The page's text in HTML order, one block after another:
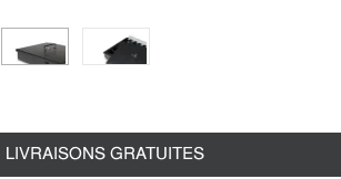
Complet avec set de 2 clés
LIVRAISONS GRATUITES